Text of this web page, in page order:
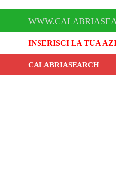
INSERISCI LA TUA
CALABRIASEARCH